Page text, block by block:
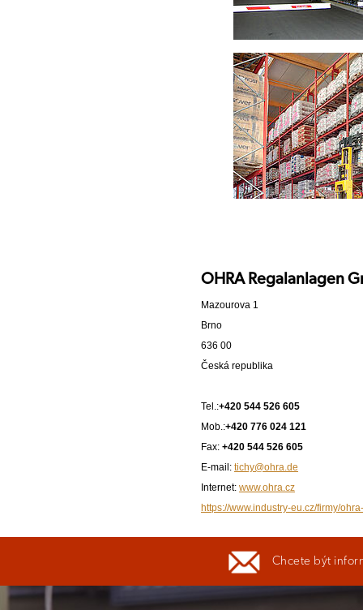
OHRA Regalanlagen
Mazourova 1
Brno
636 00
Česká republika
Tel.:+420 544 526 605
Mob.:+420 776 024 121
Fax: +420 544 526 605
E-mail: tichy@ohra.de
Internet: www.ohra.cz
https://www.industry-eu.cz/firmy/
Chcete být